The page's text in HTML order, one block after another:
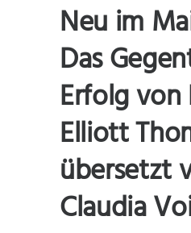
Neu im
Das
Erfolg von
Elliott
übersetzt
Claudia